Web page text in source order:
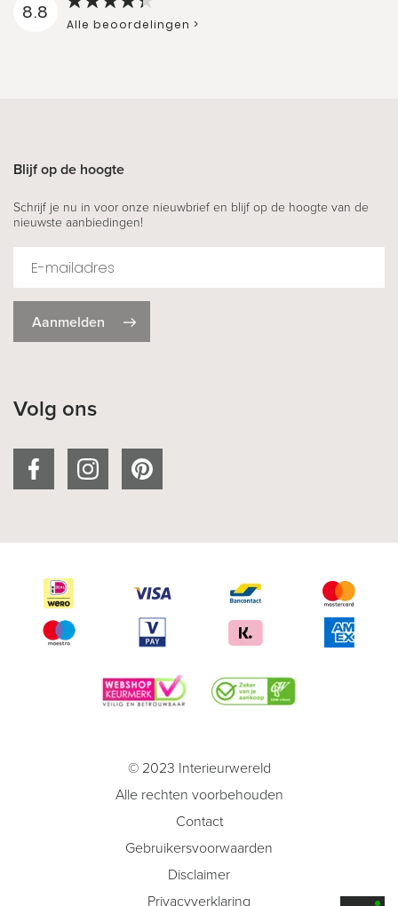
8.8
Alle beoordelingen >
Blijf op de hoogte
Schrijf je nu in voor onze nieuwbrief en blijf op de hoogte van de
nieuwste aanbiedingen!
Aanmelden
Volg ons
© 2023 Interieurwereld
Alle rechten voorbehouden
Contact
Gebruikersvoorwaarden
Disclaimer
Privacyverklaring